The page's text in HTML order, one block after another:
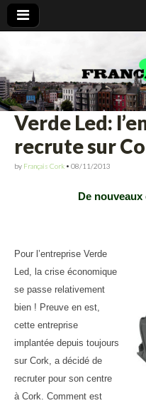
Francais Cork
Verde Led:
recrute sur
by Français Cork • 08/11/2013
De
Pour l’entreprise Verde
Led, la crise économique
se passe relativement
bien ! Preuve en est,
cette entreprise
implantée depuis toujours
sur Cork, a décidé de
recruter pour son centre
à Cork. Comment est